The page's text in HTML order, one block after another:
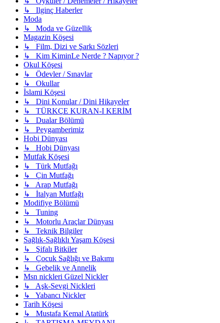
↳ Ilginç Haberler
Moda
↳ Moda ve Güzellik
Magazin Köşesi
↳ Film, Dizi ve Şarkı Sözleri
↳ Kim KiminLe Nerde ? Napıyor ?
Okul Köşesi
↳ Ödevler / Sınavlar
↳ Okullar
İslami Köşesi
↳ Dini Konular / Dini Hikayeler
↳ TÜRKÇE KURAN-I KERİM
↳ Dualar Bölümü
↳ Peygamberimiz
Hobi Dünyası
↳ Hobi Dünyası
Mutfak Köşesi
↳ Türk Mutfağı
↳ Çin Mutfağı
↳ Arap Mutfağı
↳ İtalyan Mutfağı
Modifiye Bölümü
↳ Tuning
↳ Motorlu Araçlar Dünyası
↳ Teknik Bilgiler
Sağlık-Sağlıklı Yaşam Köşesi
↳ Şifalı Bitkiler
↳ Çocuk Sağlığı ve Bakımı
↳ Gebelik ve Annelik
Msn nickleri Güzel Nickler
↳ Aşk-Sevgi Nickleri
↳ Yabancı Nickler
Tarih Köşesi
↳ Mustafa Kemal Atatürk